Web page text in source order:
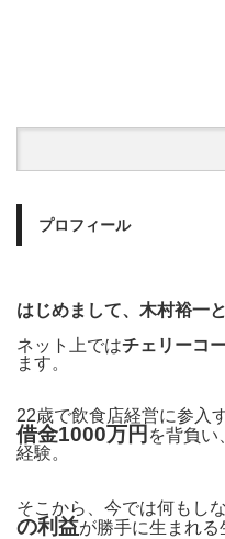
プロフィール
はじめまして、木村裕一
ネット上ではチェリーコ
ます。
22歳で飲食店経営に参入
借金1000万円 を背負い
経験。
そこから、今では何もしな
の利益が勝手に生まれる